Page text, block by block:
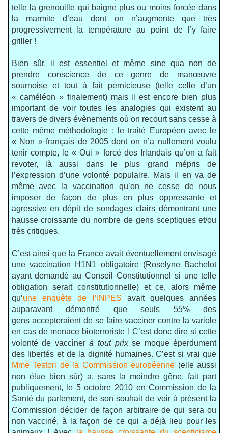
telle la grenouille qui baigne plus ou moins forcée dans
la marmite d’eau dont on n’augmente que très
progressivement la température au point de l’y faire
griller !
Bien sûr, il est essentiel et même sine qua non de
prendre conscience de ce genre de manœuvre
sournoise et tout à fait pernicieuse (telle celle d’un
« caméléon » finalement) mais il est encore bien plus
important de voir toutes les analogies qui existent au
travers de divers évènements où on recourt sans cesse à
cette même méthodologie : le traité Européen avec le
« Non » français de 2005 dont on n’a nullement voulu
tenir compte, le « Oui » forcé des Irlandais qu’on a fait
revoter, là aussi dans le plus grand mépris de
l’expression d’une volonté populaire. Mais il en va de
même avec la vaccination qu’on ne cesse de nous
imposer de façon de plus en plus oppressante et
agressive en dépit de sondages clairs démontrant une
hausse croissante du nombre de gens sceptiques et/ou
très critiques.
C’est ainsi que la France avait éventuellement envisagé
une vaccination H1N1 obligatoire (Roselyne Bachelot
ayant demandé au Conseil Constitutionnel si une telle
obligation serait constitutionnelle) et ce, alors même
qu’une enquête de l’INPES avait quelques années
auparavant démontré que seuls 55% des
gens accepteraient de se faire vacciner contre la variole
en cas de menace bioterroriste ! C’est donc dire si cette
volonté de vaccinerà tout prixse moque éperdument
des libertés et de la dignité humaines. C’est si vrai que
Mme Testori de la Commission européenne (elle aussi
non élue bien sûr) a, sans la moindre gêne, fait part
publiquement, le 5 octobre 2010 en Commission de la
Santé du parlement, de son souhait de voir à présent la
Commission décider de façon arbitraire de qui sera ou
non vacciné, à la façon de ce qui a déjà lieu pour les